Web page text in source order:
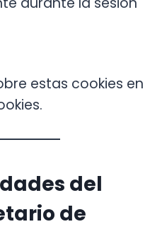
estas cookies en
del
de